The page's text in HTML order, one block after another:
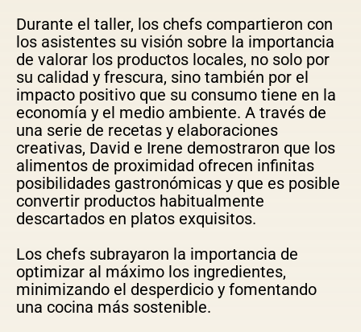
Durante el taller, los chefs compartieron con
los asistentes su visión sobre la importancia
de valorar los productos locales, no solo por
su calidad y frescura, sino también por el
impacto positivo que su consumo tiene en la
economía y el medio ambiente. A través de
una serie de recetas y elaboraciones
creativas, David e Irene demostraron que los
alimentos de proximidad ofrecen infinitas
posibilidades gastronómicas y que es posible
convertir productos habitualmente
descartados en platos exquisitos.
Los chefs subrayaron la importancia de
optimizar al máximo los ingredientes,
minimizando el desperdicio y fomentando
una cocina más sostenible.